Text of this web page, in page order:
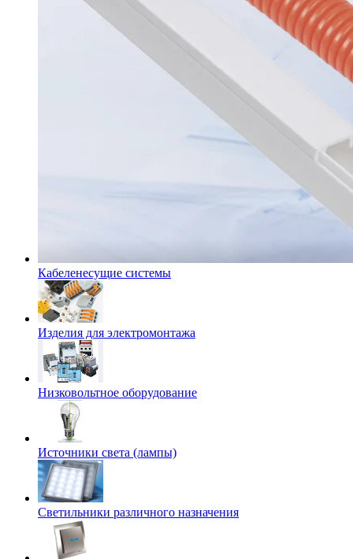
Кабеленесущие системы
Изделия для электромонтажа
Низковольтное оборудование
Источники света (лампы)
Светильники различного назначения